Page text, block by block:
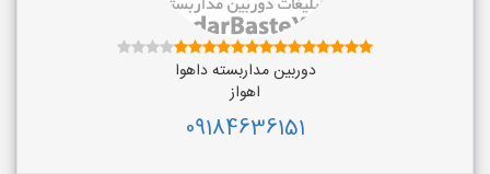
دوربین مداربسته داهوا
اهواز
09184636151